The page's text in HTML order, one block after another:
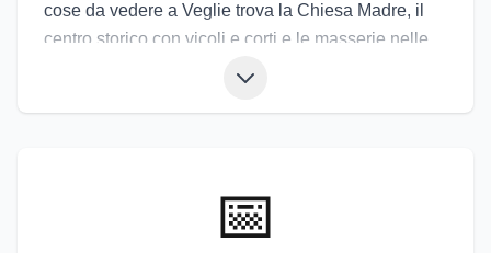
cose da vedere a Veglie trova la Chiesa Madre, il
centro storico con vicoli e corti e le masserie nelle
ospitale e ricco di tradizioni.
📅